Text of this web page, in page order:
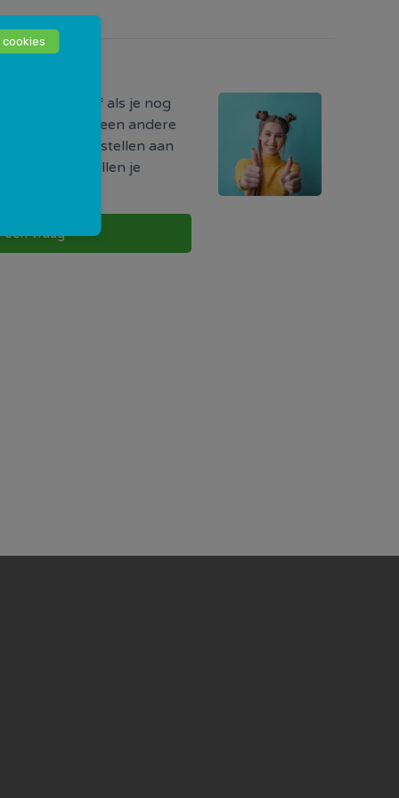
hebt of als je nog
iets, of als je een andere
vraag direct stellen aan
buurt. Zij zullen je
een vraag